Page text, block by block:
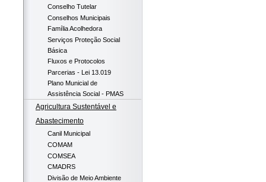
Conselho Tutelar
Conselhos Municipais
Família Acolhedora
Serviços Proteção Social
Básica
Fluxos e Protocolos
Parcerias - Lei 13.019
Plano Municial de
Assistência Social - PMAS
Agricultura Sustentável e
Abastecimento
Canil Municipal
COMAM
COMSEA
CMADRS
Divisão de Meio Ambiente